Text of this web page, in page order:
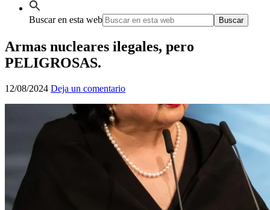
Buscar en esta web
Armas nucleares ilegales, pero
PELIGROSAS.
12/08/2024 Deja un comentario